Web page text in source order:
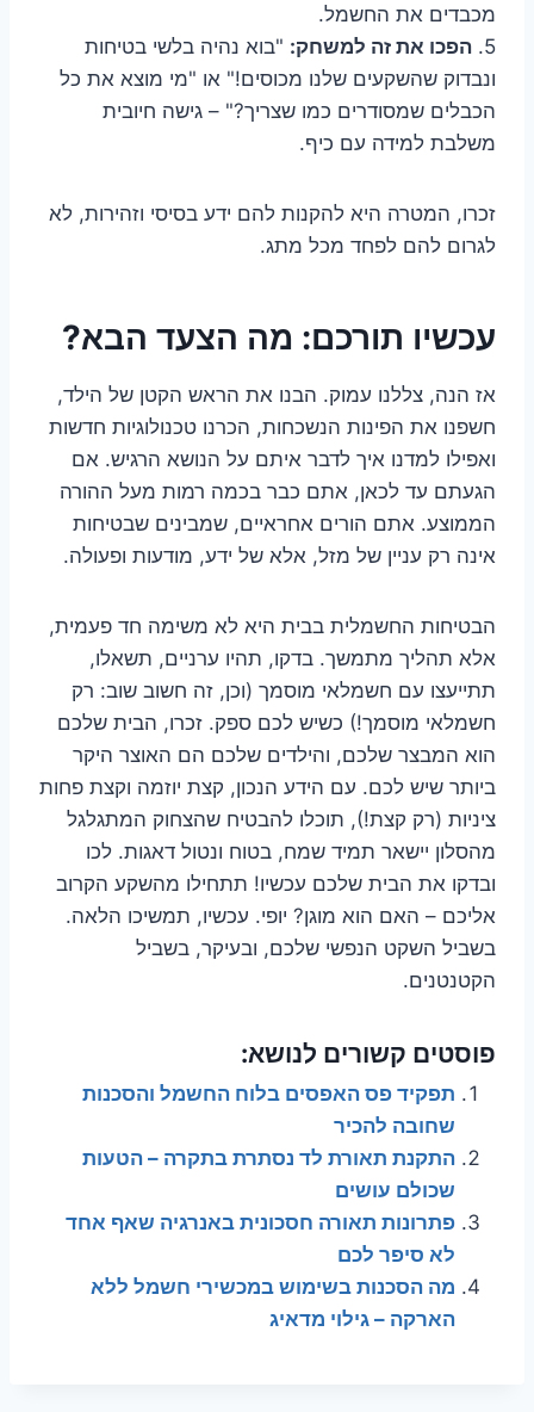
מכבדים את החשמל.
5. הפכו את זה למשחק: "בוא נהיה בלשי בטיחות
ונבדוק שהשקעים שלנו מכוסים!" או "מי מוצא את כל
הכבלים שמסודרים כמו שצריך?" – גישה חיובית
משלבת למידה עם כיף.
זכרו, המטרה היא להקנות להם ידע בסיסי וזהירות, לא
לגרום להם לפחד מכל מתג.
עכשיו תורכם: מה הצעד הבא?
אז הנה, צללנו עמוק. הבנו את הראש הקטן של הילד,
חשפנו את הפינות הנשכחות, הכרנו טכנולוגיות חדשות
ואפילו למדנו איך לדבר איתם על הנושא הרגיש. אם
הגעתם עד לכאן, אתם כבר בכמה רמות מעל ההורה
הממוצע. אתם הורים אחראיים, שמבינים שבטיחות
אינה רק עניין של מזל, אלא של ידע, מודעות ופעולה.
הבטיחות החשמלית בבית היא לא משימה חד פעמית,
אלא תהליך מתמשך. בדקו, תהיו ערניים, תשאלו,
תתייעצו עם חשמלאי מוסמך (וכן, זה חשוב שוב: רק
חשמלאי מוסמך!) כשיש לכם ספק. זכרו, הבית שלכם
הוא המבצר שלכם, והילדים שלכם הם האוצר היקר
ביותר שיש לכם. עם הידע הנכון, קצת יוזמה וקצת פחות
ציניות (רק קצת!), תוכלו להבטיח שהצחוק המתגלגל
מהסלון יישאר תמיד שמח, בטוח ונטול דאגות. לכו
ובדקו את הבית שלכם עכשיו! תתחילו מהשקע הקרוב
אליכם – האם הוא מוגן? יופי. עכשיו, תמשיכו הלאה.
בשביל השקט הנפשי שלכם, ובעיקר, בשביל
הקטנטנים.
פוסטים קשורים לנושא:
תפקיד פס האפסים בלוח החשמל והסכנות
שחובה להכיר
התקנת תאורת לד נסתרת בתקרה – הטעות
שכולם עושים
פתרונות תאורה חסכונית באנרגיה שאף אחד
לא סיפר לכם
מה הסכנות בשימוש במכשירי חשמל ללא
הארקה – גילוי מדאיג